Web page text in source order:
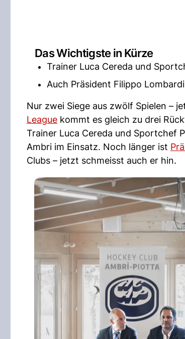
Das Wichtigste in Kürze
Trainer Luca Cereda und
Auch Präsident Filippo
Nur zwei Siege aus zwölf Spielen –
League kommt es gleich zu drei
Trainer Luca Cereda und Sportchef
Ambri im Einsatz. Noch länger ist
Clubs – jetzt schmeisst auch er hin.